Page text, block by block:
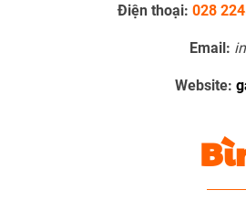
Điện thoại: 028
Email:
Website: